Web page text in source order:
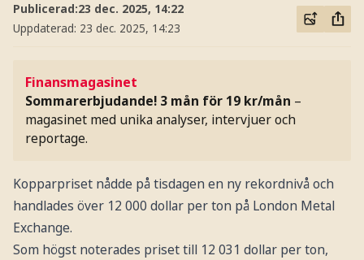
Publicerad:23 dec. 2025, 14:22
Uppdaterad: 23 dec. 2025, 14:23
Finansmagasinet
Sommarerbjudande! 3 mån för 19 kr/mån –
magasinet med unika analyser, intervjuer och
reportage.
Kopparpriset nådde på tisdagen en ny rekordnivå och
handlades över 12 000 dollar per ton på London Metal
Exchange.
Som högst noterades priset till 12 031 dollar per ton,